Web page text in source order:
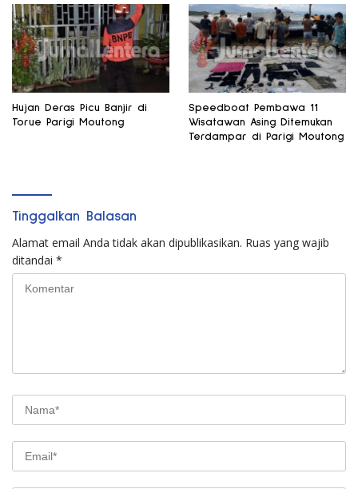
Hujan Deras Picu Banjir di
Torue Parigi Moutong
Speedboat Pembawa 11
Wisatawan Asing Ditemukan
Terdampar di Parigi Moutong
Tinggalkan Balasan
Alamat email Anda tidak akan dipublikasikan. Ruas yang wajib
ditandai *